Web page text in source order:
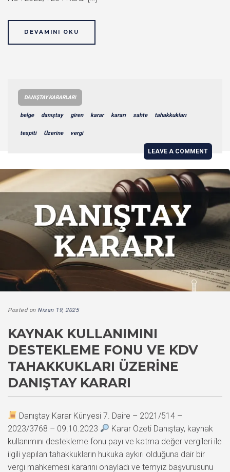
DEVAMINI OKU
DANIŞTAY KARARLARI
belge danıştay giren karar kararı sahte tahakkukları
tespiti Üzerine vergi
LEAVE A COMMENT
Posted on Nisan 19, 2025
KAYNAK KULLANIMINI
DESTEKLEME FONU VE KDV
TAHAKKUKLARI ÜZERINE
DANIŞTAY KARARI
Danıştay Karar Künyesi 7. Daire – 2021/514 –
2023/3768 – 09.10.2023
Karar Özeti Danıştay, kaynak
kullanımını destekleme fonu payı ve katma değer vergileri ile
ilgili yapılan tahakkukların hukuka aykırı olduğuna dair bir
vergi mahkemesi kararını onayladı ve temyiz başvurusunu